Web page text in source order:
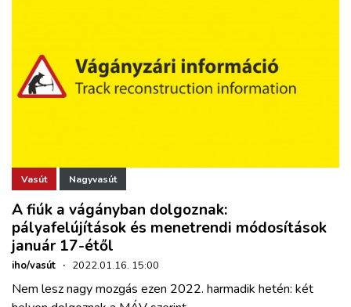
Vasút Nagyvasút
A fiúk a vágányban dolgoznak:
pályafelújítások és menetrendi módosítások
január 17-étől
iho/vasút · 2022.01.16. 15:00
Nem lesz nagy mozgás ezen 2022. harmadik hetén: két